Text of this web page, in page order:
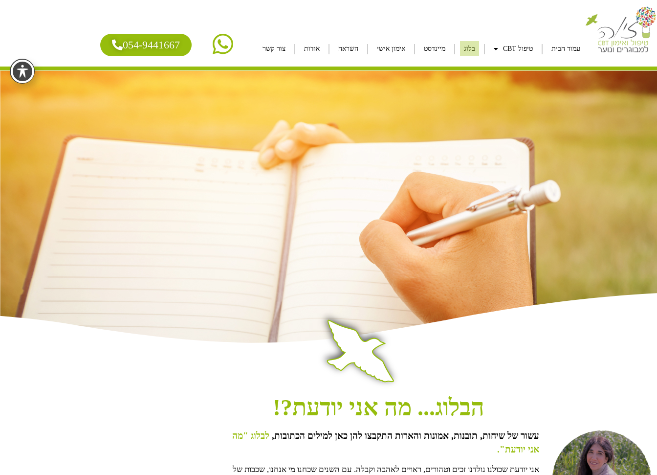
עמוד הבית טיפול CBT בלוג מיינדסט אימון אישי השראה אודות צור קשר 054-9441667
הבלוג... מה אני יודעת?!
עשור של שיחות, תובנות, אמונות והארות התקבצו להן כאן למילים הכתובות, לבלוג "מה
אני יודעת".
אני יודעת שכולנו נולדנו זכים וטהורים, ראויים לאהבה וקבלה. עם השנים שכחנו מי אנחנו, שכבות של